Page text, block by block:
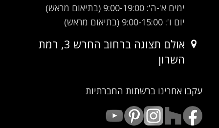
ימים א'-ה': 9:00-19:00 (בתיאום מראש)
יום ו': 9:00-15:00 (בתיאום מראש)
אולם תצוגה ברחוב החרש 3, רמת
השרון
עקבו אחרינו ברשתות החברתיות